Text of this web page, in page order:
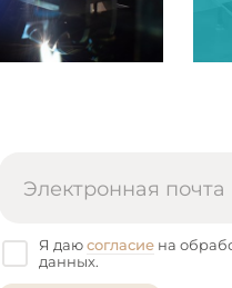
Я даюсогласиена
данных.